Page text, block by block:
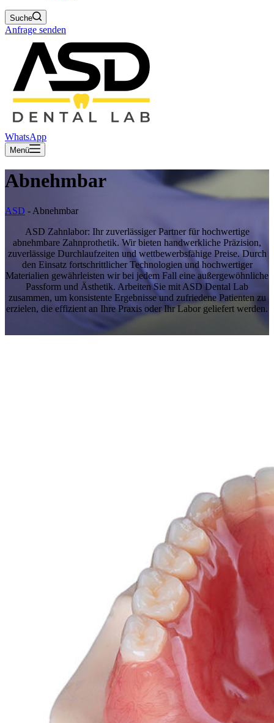
Suche
Anfrage senden
WhatsApp
Menü
Abnehmbar
ASD - Abnehmbar
ASD Zahnlabor: Ihr zuverlässiger Partner für hochwertige
abnehmbare Zahnprothetik. Wir bieten handwerkliche Präzision,
zuverlässige Durchlaufzeiten und wettbewerbsfähige Preise. Durch
den Einsatz fortschrittlicher Technologien und hochwertiger
Materialien gewährleisten wir bei jedem Fall eine außergewöhnliche
Passform und Ästhetik. Arbeiten Sie mit ASD Dental Lab
zusammen, um konsistente Ergebnisse und zufriedene Patienten zu
erzielen, die effizient an Ihre Praxis oder Ihr Labor geliefert werden.